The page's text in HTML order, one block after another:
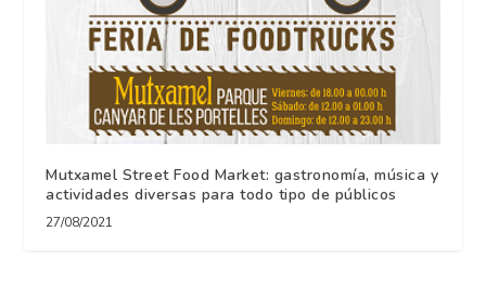
Mutxamel Street Food Market: gastronomía, música y
actividades diversas para todo tipo de públicos
27/08/2021